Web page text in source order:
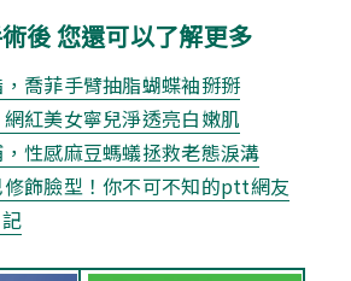
後 您還可以了解更多
喬菲手臂抽脂蝴蝶袖掰掰
紅美女寧兒淨透亮白嫩肌
性感麻豆螞蟻拯救老態淚溝
飾臉型！你不可不知的ptt網友